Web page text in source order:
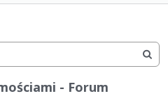
- Forum